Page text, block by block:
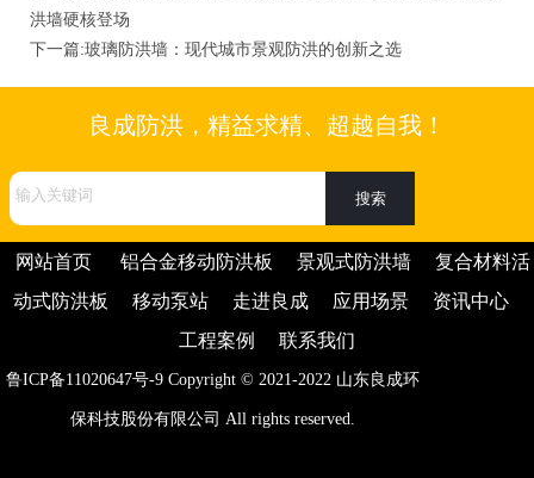
洪墙硬核登场
下一篇:玻璃防洪墙：现代城市景观防洪的创新之选
良成防洪，精益求精、超越自我！
网站首页 铝合金移动防洪板 景观式防洪墙
复合材料活
动式防洪板
移动泵站 走进良成 应用场景
资讯中心
工程案例
联系我们
鲁ICP备11020647号-9Copyright © 2021-2022 山东良成环
保科技股份有限公司 All rights reserved.